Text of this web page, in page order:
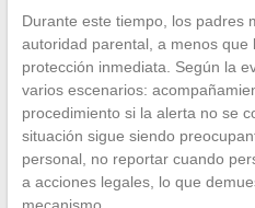
Durante este tiempo, los padres
autoridad parental, a menos
protección inmediata. Según la
varios escenarios:
procedimiento si la alerta no se
situación sigue siendo
personal, no reportar cuando
a acciones legales, lo que